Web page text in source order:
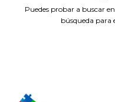
Puedes probar a buscar
búsqueda para